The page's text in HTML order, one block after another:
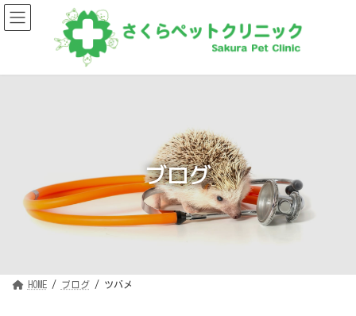
コ
ン
テ
ナ
ビ
ゲ
ブログ
HOME ブログ ツバメ